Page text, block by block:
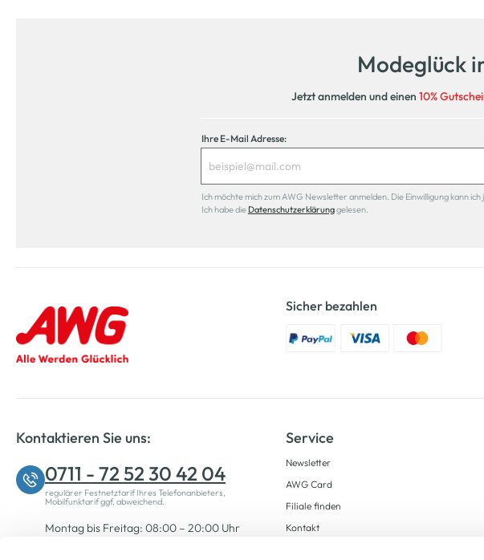
Modeglück
Jetzt anmelden und einen 10%
Ihre E-Mail Adresse:
Ich möchte mich zum AWG Newsletter anmelden. Die Einwilligung kann
Ich habe die Datenschutzerklärunggelesen.
Sicher bezahlen
Kontaktieren Sie uns:
0711 - 72 52 30 42 04
regulärer Festnetztarif Ihres Telefonanbieters,
Mobilfunktarif ggf. abweichend.
Montag bis Freitag: 08:00 – 20:00 Uhr
Service
Newsletter
AWG Card
Filiale finden
Kontakt